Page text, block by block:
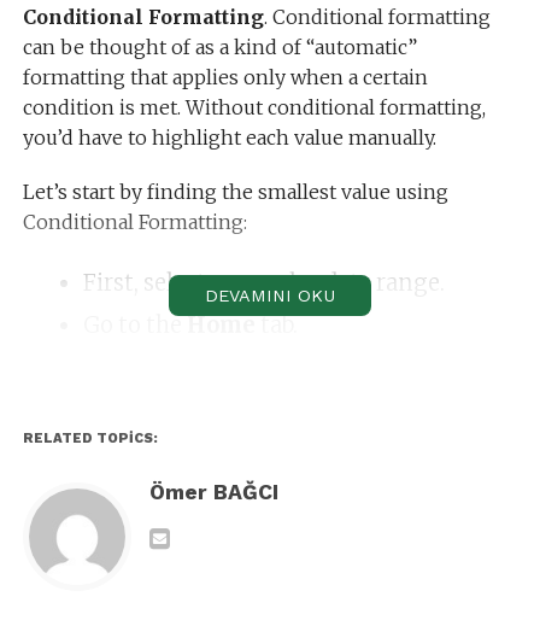
Conditional Formatting. Conditional formatting
can be thought of as a kind of “automatic”
formatting that applies only when a certain
condition is met. Without conditional formatting,
you’d have to highlight each value manually.
Let’s start by finding the smallest value using
Conditional Formatting:
First, select your sales data range.
Go to theHometab.
Change the number from 10 to 1 to
Choose a formatting style (e.g., green
fill).
DEVAMINI OKU
RELATED TOPICS:
Ömer BAĞCI